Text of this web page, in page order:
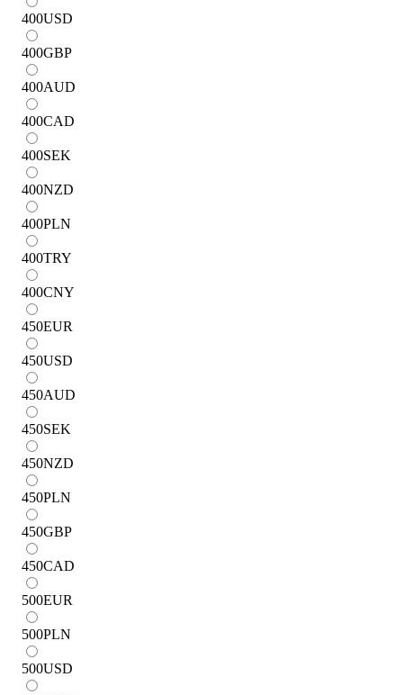
400USD
400GBP
400AUD
400CAD
400SEK
400NZD
400PLN
400TRY
400CNY
450EUR
450USD
450AUD
450SEK
450NZD
450PLN
450GBP
450CAD
500EUR
500PLN
500USD